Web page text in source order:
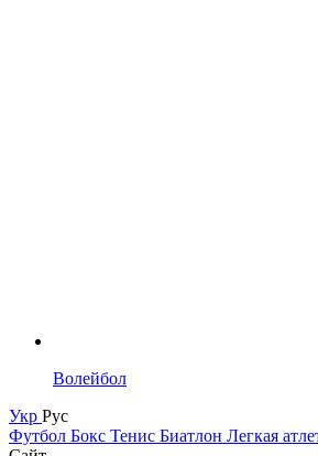
Волейбол
Укр Рус
Футбол Бокс Тенис Биатлон Легкая